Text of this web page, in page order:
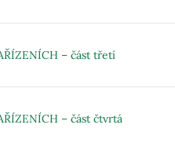
– část třetí
– část čtvrtá